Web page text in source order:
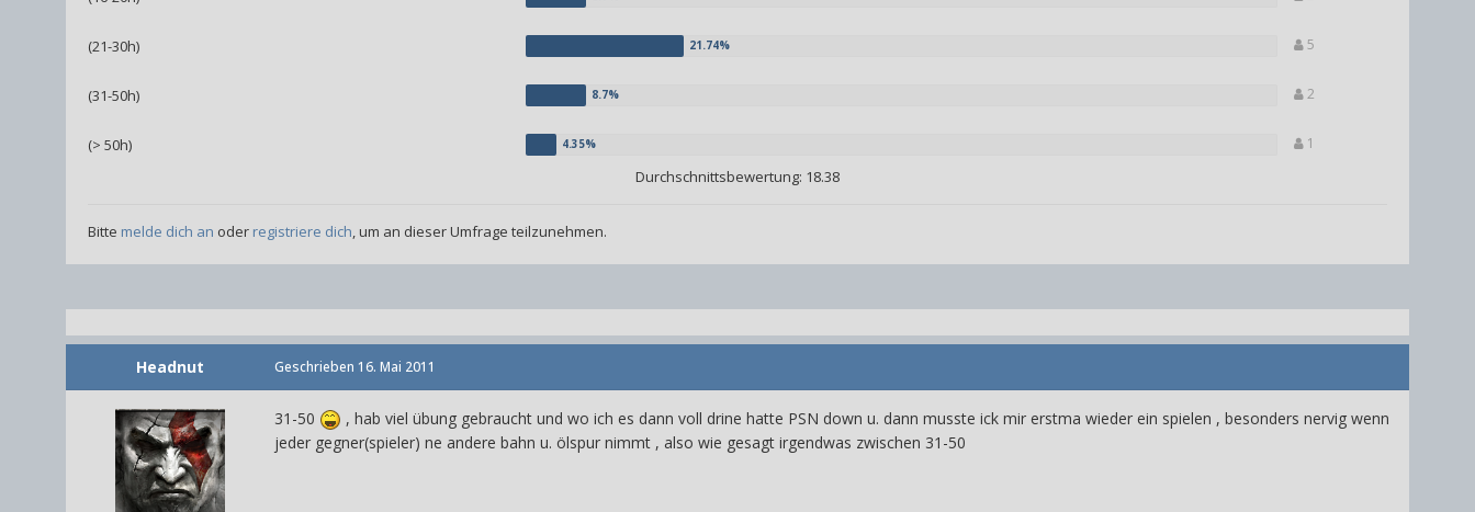
(21-30h) 5
(31-50h) 2
(> 50h) 1
Durchschnittsbewertung: 18.38
Bitte melde dich an oder registriere dich, um an dieser Umfrage teilzunehmen.
Headnut Geschrieben 16. Mai 2011
31-50
, hab viel übung gebraucht und wo ich es dann voll drine hatte PSN down u. dann musste ick mir erstma wieder ein spielen , besonders nervig wenn
jeder gegner(spieler) ne andere bahn u. ölspur nimmt , also wie gesagt irgendwas zwischen 31-50